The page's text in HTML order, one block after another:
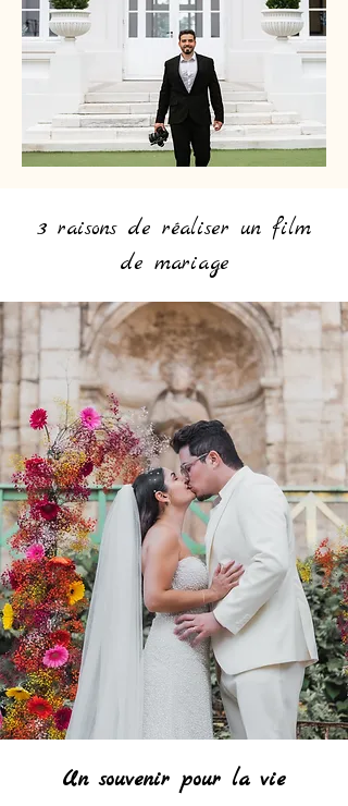
3 raisons de réaliser un film
de mariage
Un souvenir pour la vie